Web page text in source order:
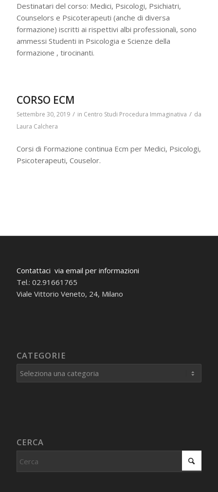
Destinatari del corso: Medici, Psicologi, Psichiatri,
Counselors e Psicoterapeuti (anche di diversa
formazione) iscritti ai rispettivi albi professionali, sono
ammessi Studenti in Psicologia e Scienze della
formazione , tirocinanti.
CORSO ECM
Settembre 30, 2019 / in Centro Studi Procedura Immaginativa / da
Laura Calchera
Corsi di Formazione continua Ecm per Medici, Psicologi,
Psicoterapeuti, Couselor.
Contattaci via email per informazioni
Tel.: 02.91661765
Viale Vittorio Veneto, 24, Milano
CATEGORIE
Categorie
CERCA